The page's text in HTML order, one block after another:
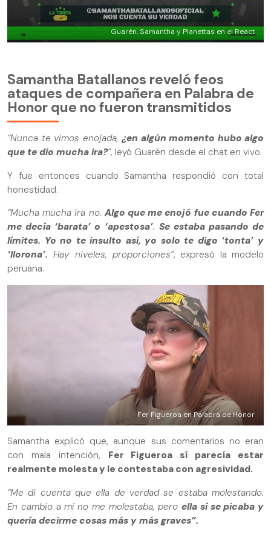
Guarén, Samantha y Planettas en el React
Samantha Batallanos reveló feos
ataques de compañera en Palabra de
Honor que no fueron transmitidos
“Nunca te vimos enojada, ¿en algún momento hubo algo
que te dio mucha ira?”, leyó Guarén desde el chat en vivo.
Y fue entonces cuando Samantha respondió con total
honestidad.
“Mucha mucha ira no. Algo que me enojó fue cuando Fer
me decía ‘barata’ o ‘apestosa’. Se estaba pasando de
límites. Yo no te insulto así, yo solo te digo ‘tonta’ y
‘llorona’. Hay niveles, proporciones”, expresó la modelo
peruana.
Fer Figueroa en Palabra de Honor
Samantha explicó que, aunque sus comentarios no eran
con mala intención, Fer Figueroa sí parecía estar
realmente molesta y le contestaba con agresividad.
“Me di cuenta que ella de verdad se estaba molestando.
En cambio a mí no me molestaba, pero ella sí se picaba y
quería decirme cosas más y más graves”.